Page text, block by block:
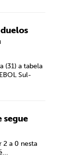
(31) a tabela
Sul-
segue
2 a 0 nesta